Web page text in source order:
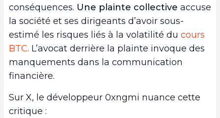
conséquences. Une plainte collective accuse
la société et ses dirigeants d’avoir sous-
estimé les risques liés à la volatilité du cours
BTC. L’avocat derrière la plainte invoque des
manquements dans la communication
financière.
Sur X, le développeur 0xngmi nuance cette
critique :